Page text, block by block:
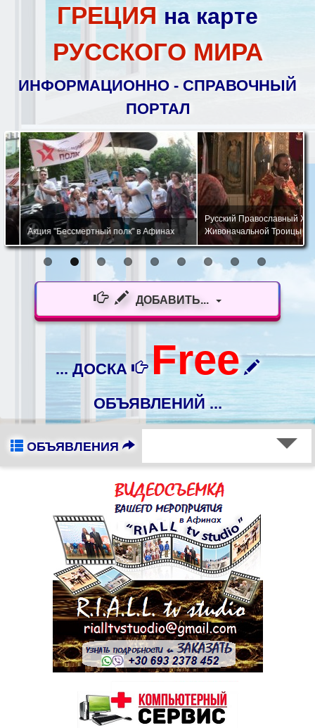
ГРЕЦИЯ на карте
РУССКОГО МИРА
ИНФОРМАЦИОННО - СПРАВОЧНЫЙ
ПОРТАЛ
Акция "Бессмертный полк" в Афинах
Русский Православный Храм
Живоначальной Троицы в
ДОБАВИТЬ...
... ДОСКА Free
ОБЪЯВЛЕНИЙ ...
ОБЪЯВЛЕНИЯ